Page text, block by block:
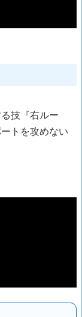
技『右ルー
トを攻めない